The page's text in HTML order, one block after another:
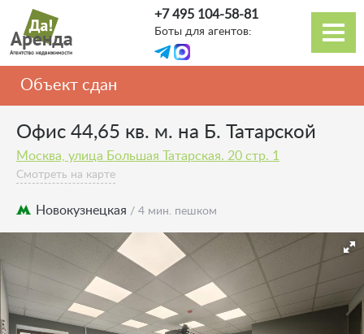
Перейти
основному
содержанию
Основная
навигация
+7 495 104-58-81
Боты для агентов:
Объект сдан
Офис 44,65 кв. м. на Б. Татарской
Москва, улица Большая Татарская. 20 стр. 1
Смотреть на карте
Новокузнецкая / 4 мин. пешком